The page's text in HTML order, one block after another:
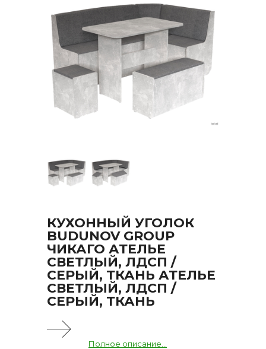
КУХОННЫЙ УГОЛОК
BUDUNOV GROUP
ЧИКАГО АТЕЛЬЕ
СВЕТЛЫЙ, ЛДСП /
СЕРЫЙ, ТКАНЬ АТЕЛЬЕ
СВЕТЛЫЙ, ЛДСП /
СЕРЫЙ, ТКАНЬ
Полное описание...